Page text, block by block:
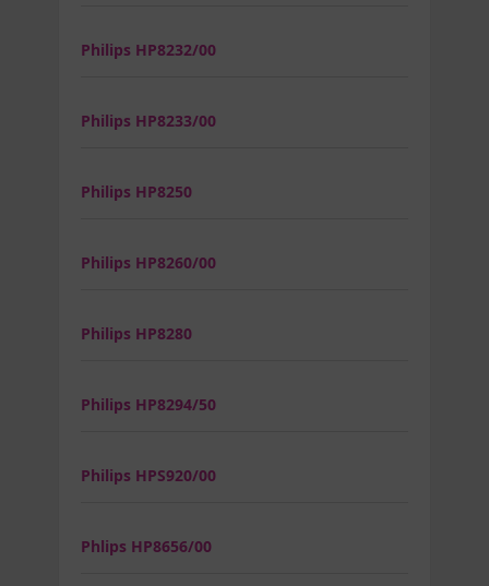
Philips HP8232/00
Philips HP8233/00
Philips HP8250
Philips HP8260/00
Philips HP8280
Philips HP8294/50
Philips HPS920/00
Phlips HP8656/00